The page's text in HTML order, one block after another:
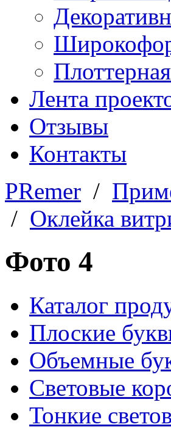
Лента
Отзывы
Контакты
PRemer /
/ Оклейка
Фото 4
Каталог
Плоские
Объемные
Световые
Тонкие